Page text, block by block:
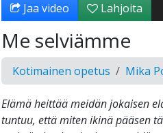
Jaa video Lahjoita
Me selviämme
Kotimainen opetus Mika
Elämä heittää meidän jokaisen
tuntuu, että miten ikinä pääsen